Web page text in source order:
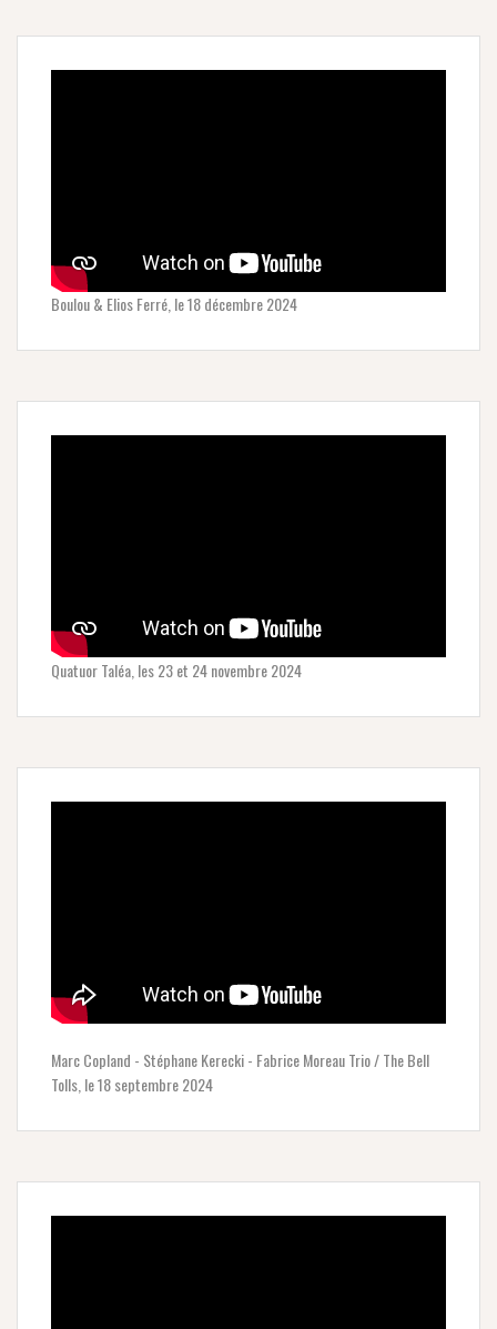
Boulou & Elios Ferré, le 18 décembre 2024
Quatuor Taléa, les 23 et 24 novembre 2024
Marc Copland - Stéphane Kerecki - Fabrice Moreau Trio / The Bell
Tolls, le 18 septembre 2024